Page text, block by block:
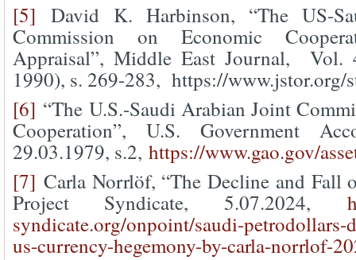
[5] David K. Harbinson, “The US-
Commission on Economic
Appraisal”, Middle East Journal, Vol.
1990), s. 269-283, https://www.jstor.org/
[6] “The U.S.-Saudi Arabian Joint
Cooperation”, U.S. Government
29.03.1979, s.2, https://www.gao.gov/
[7] Carla Norrlöf, “The Decline and Fall
Project Syndicate, 5.07.2024,
syndicate.org/onpoint/saudi-petrodollars-
us-currency-hegemony-by-carla-norrlof-